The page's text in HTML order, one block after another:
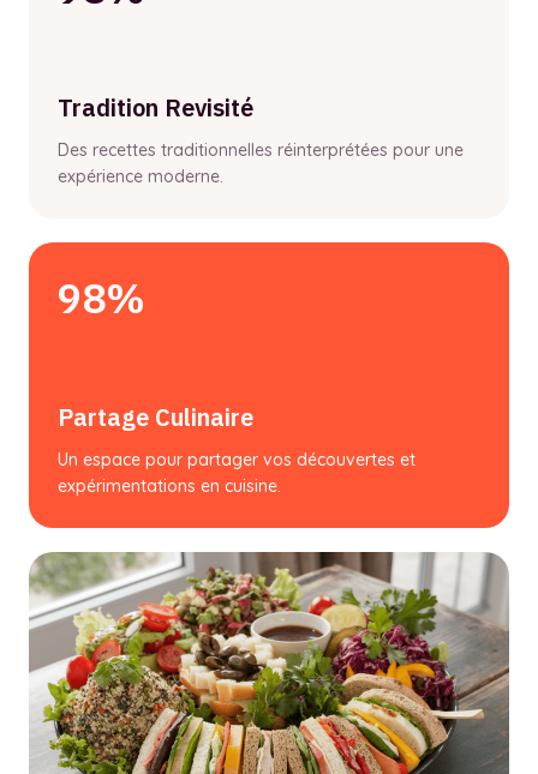
Tradition Revisité
Des recettes traditionnelles réinterprétées pour une
expérience moderne.
98%
Partage Culinaire
Un espace pour partager vos découvertes et
expérimentations en cuisine.